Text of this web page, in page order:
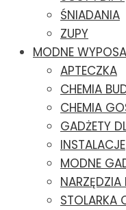
ŚNIADANIA
ZUPY
MODNE
APTECZKA
CHEMIA
CHEMIA
GADŻETY
INSTALACJE
MODNE
STOLARKA